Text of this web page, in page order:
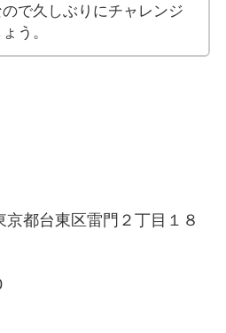
で久しぶりにチャレンジ
う。
京都台東区雷門２丁目１８